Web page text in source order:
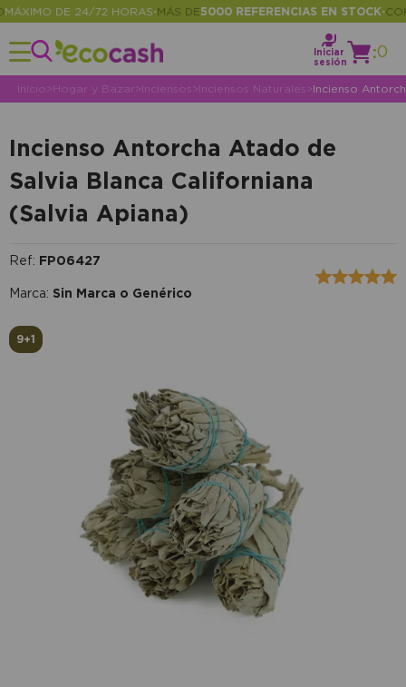
DE 24/72 HORAS •MÁS DE 5000 REFERENCIAS EN STOCK•
Iniciar
sesión
:0
Inicio>Hogar y Bazar>Inciensos >Inciensos Naturales >Incienso
Incienso Antorcha Atado de
Salvia Blanca Californiana
(Salvia Apiana)
Ref: FP06427
Marca: Sin Marca o Genérico
9+1